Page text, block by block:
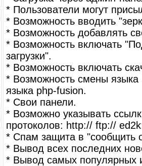
* Пользователи могут
* Возможность вводить
* Возможность добавлять
* Возможность включать
загрузки".
* Возможность включать
* Возможность смены языка
языка php-fusion.
* Свои панели.
* Возможно указывать
протоколов: http:// ftp://
* Спам защита в "сообщить
* Вывод всех последних
* Вывод самых популярных